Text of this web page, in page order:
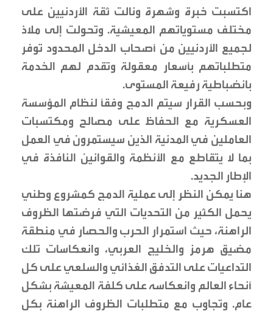
اكتسبت خبرة وشهرة ونالت ثقة الأردنيين على
مختلف مستوياتهم المعيشية. وتحولت إلى ملاذ
لجميع الأردنيين من أصحاب الدخل المحدود توفر
متطلباتهم بأسعار معقولة وتقدم لهم الخدمة
بانضباطية رفيعة المستوى.
وبحسب القرار سيتم الدمج وفقًا لنظام المؤسسة
العسكرية مع الحفاظ على مصالح ومكتسبات
العاملين في المدنية الذين سيستمرون في العمل
بما لا يتقاطع مع الأنظمة والقوانين النافذة في
الإطار الجديد.
هنا يمكن النظر إلى عملية الدمج كمشروع وطني
يحمل الكثير من التحديات التي فرضتها الظروف
الراهنة، حيث استمرار الحرب والحصار في منطقة
مضيق هرمز والخليج العربي، وانعكاسات تلك
التداعيات على التدفق الغذائي والسلعي على كل
أنحاء العالم وانعكاسه على كلفة المعيشة بشكل
عام. وتجاوب مع متطلبات الظروف الراهنة بكل